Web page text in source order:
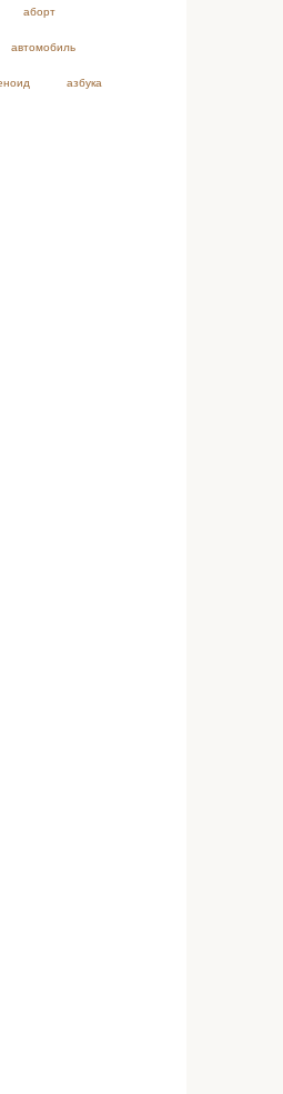
аборт
автомобиль
азбука